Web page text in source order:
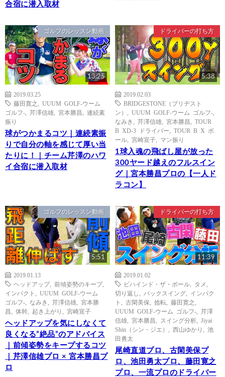
合宿に潜入取材
ゴルフのレッスン動画
13:25
2019.03.25
藤田寛之
UUUM GOLF-ウーム
ゴルフ-
芹澤信雄 宮本勝昌
連続素
振り
球がつかまるコツ｜連続素振
りで自分の軸を感じて厚い当
たりに！｜チーム芹澤のハワ
イ合宿に潜入取材
ドライバーの打ち方
5:38
2019.02.03
BRIDGESTONE（ブリヂスト
ン）
UUUM GOLF-ウーム ゴルフ-
なみき
芹澤信雄 宮本勝昌
TOUR
B XD-3 ドライバー
TOUR B X ボ
ール
宮崎宣子 マン振り
1球入魂の飛ばし屋が放った
300ヤード越えのフルスイン
グ｜宮本勝昌プロの【一人ド
ラコン】
ゴルフのレッスン動画
5:51
2019.01.13
ヘッドアップ, 前傾姿勢のキープ,
インパクト
UUUM GOLF-ウーム
ゴルフ-
なみき 芹澤信雄
宮本勝
昌
体幹 起き上がり 宮崎宣子
ヘッドアップを気にしなくて
良くなる”絶品”のアドバイス
｜前傾姿勢をキープするコツ
｜芹澤信雄プロ × 宮本勝昌プ
ロ
ドライバーの打ち方
11:39
2019.01.02
ビハインド・ザ・ボール
タメ
切り返し
バックスイング
インパク
ト
古閑美保 捻転 藤田寛之
UUUM GOLF-ウーム ゴルフ-
芹澤
信雄
宮本勝昌 スイング分析
Jiyai
Shin（シン・ジエ）
西山ゆかり
池
田勇太
尾崎直道プロ、古閑美保プ
ロ、池田勇太プロ、藤田寛之
プロ、一流プロのドライバー